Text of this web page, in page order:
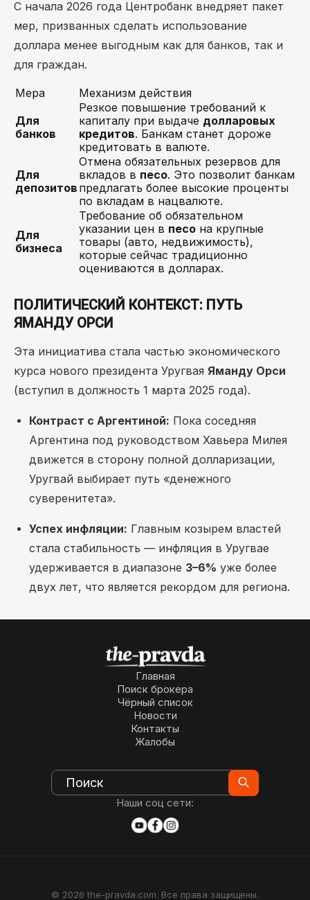
С начала 2026 года Центробанк внедряет пакет
мер, призванных сделать использование
доллара менее выгодным как для банков, так и
для граждан.
Мера
Механизм действия
Для
банков
Резкое повышение требований к
капиталу при выдаче долларовых
кредитов. Банкам станет дороже
кредитовать в валюте.
Для
депозитов
Отмена обязательных резервов для
вкладов в песо. Это позволит банкам
предлагать более высокие проценты
по вкладам в нацвалюте.
Для
бизнеса
Требование об обязательном
указании цен в песо на крупные
товары (авто, недвижимость),
которые сейчас традиционно
оцениваются в долларах.
ПОЛИТИЧЕСКИЙ КОНТЕКСТ: ПУТЬ
ЯМАНДУ ОРСИ
Эта инициатива стала частью экономического
курса нового президента Уругвая Яманду Орси
(вступил в должность 1 марта 2025 года).
Контраст с Аргентиной: Пока соседняя
Аргентина под руководством Хавьера Милея
движется в сторону полной долларизации,
Уругвай выбирает путь «денежного
суверенитета».
Успех инфляции: Главным козырем властей
стала стабильность — инфляция в Уругвае
удерживается в диапазоне 3–6% уже более
двух лет, что является рекордом для региона.
Главная
Поиск брокера
Чёрный список
Новости
Контакты
Жалобы
Наши соц сети:
© 2026 the-pravda.com. Все права защищены.